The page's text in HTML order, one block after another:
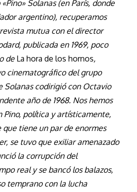
Solanas (en París, donde
argentino), recuperamos
mutua con el director
publicada en 1969, poco
de La hora de los hornos,
cinematográfico del grupo
Solanas codirigió con Octavio
año de 1968. Nos hemos
Pino, política y artísticamente,
que tiene un par de enormes
se tuvo que exiliar amenazado
la corrupción del
real y se bancó los balazos,
temprano con la lucha